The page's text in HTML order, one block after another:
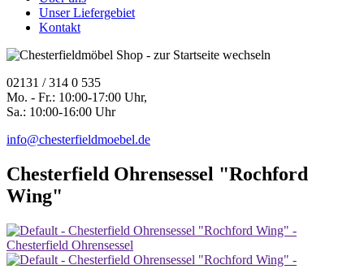
Unser Liefergebiet
Kontakt
02131 / 314 0 535
Mo. - Fr.: 10:00-17:00 Uhr,
Sa.: 10:00-16:00 Uhr
info@chesterfieldmoebel.de
Chesterfield Ohrensessel "Rochford
Wing"